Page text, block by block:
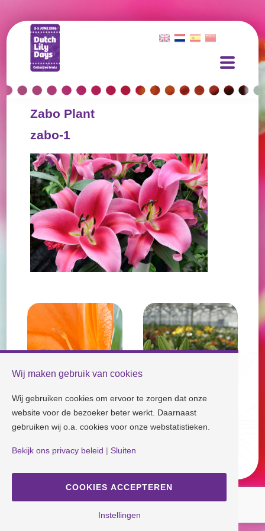
Zabo Plant
zabo-1
Check our socials and stay tuned!
Ontwerp en RealisatieANIQ Projectorganisatie
Wij maken gebruik van cookies
Wij gebruiken cookies om ervoor te zorgen dat onze
website voor de bezoeker beter werkt. Daarnaast
gebruiken wij o.a. cookies voor onze webstatistieken.
Bekijk ons privacy beleid | Sluiten
COOKIES ACCEPTEREN
Instellingen